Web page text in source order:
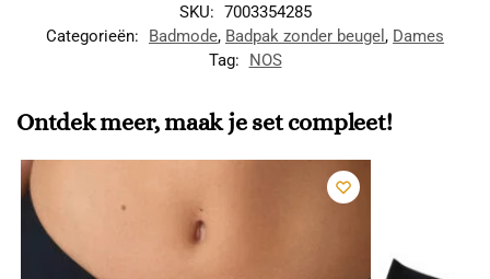
SKU: 7003354285
Categorieën:
Badmode, Badpak zonder beugel , Dames
Tag:
NOS
Ontdek meer, maak je set compleet!